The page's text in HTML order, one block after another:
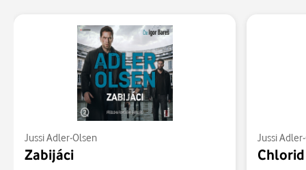
pro knižní trh. Šalamounsky se proto rozhodl, že
elektronické verze jeho knih budou k dispozici až půl
roku po vydání tištěné podoby.
Jussi Adler-Olsen
Zabijáci
Jussi